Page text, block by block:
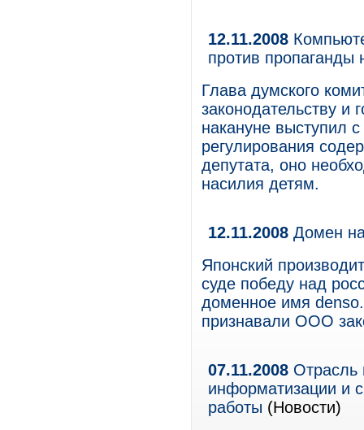
12.11.2008
против пропаганды
Глава думского
законодательству и
накануне выступил
регулирования
депутата, оно
насилия детям.
12.11.2008 Домен
Японский
суде победу над
доменное имя
признавали ООО
07.11.2008 Отрасль
информатизации и
работы (Новости)